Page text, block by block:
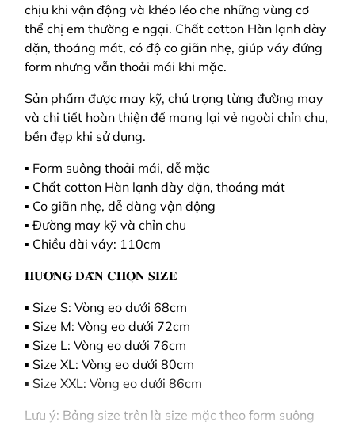
chịu khi vận động và khéo léo che những vùng cơ
thể chị em thường e ngại. Chất cotton Hàn lạnh dày
dặn, thoáng mát, có độ co giãn nhẹ, giúp váy đứng
form nhưng vẫn thoải mái khi mặc.
Sản phẩm được may kỹ, chú trọng từng đường may
và chi tiết hoàn thiện để mang lại vẻ ngoài chỉn chu,
bền đẹp khi sử dụng.
▪️ Form suông thoải mái, dễ mặc
▪️ Chất cotton Hàn lạnh dày dặn, thoáng mát
▪️ Co giãn nhẹ, dễ dàng vận động
▪️ Đường may kỹ và chỉn chu
▪️ Chiều dài váy: 110cm
𝐇𝐔̛𝐎̛́𝐍𝐆 𝐃𝐀̂̃𝐍 𝐂𝐇𝐎̣𝐍 𝐒𝐈𝐙𝐄
▪️ Size S: Vòng eo dưới 68cm
▪️ Size M: Vòng eo dưới 72cm
▪️ Size L: Vòng eo dưới 76cm
▪️ Size XL: Vòng eo dưới 80cm
▪️ Size XXL: Vòng eo dưới 86cm
Lưu ý: Bảng size trên là size mặc theo form suông